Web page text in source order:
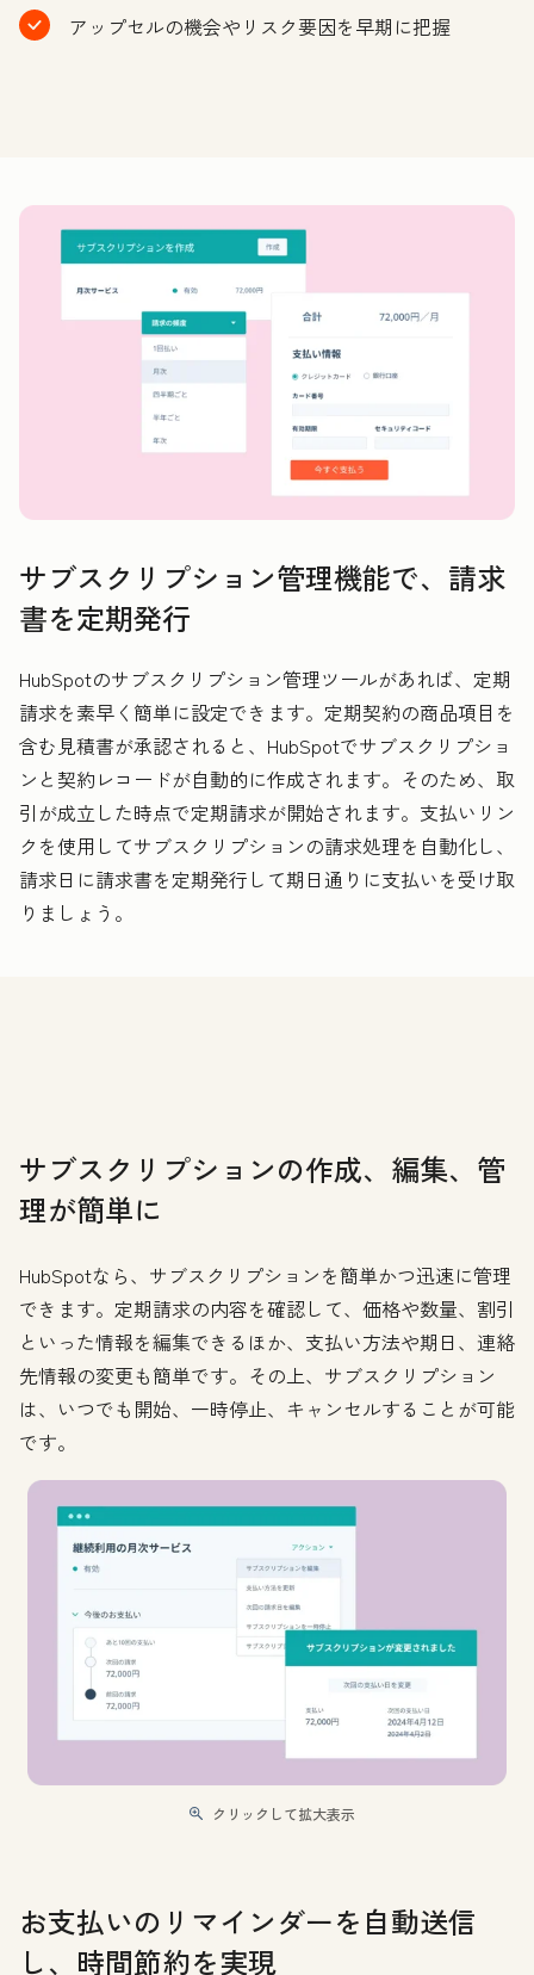
アップセルの機会やリスク要因を早期に把握
サブスクリプション管理機能で、請求
書を定期発行
HubSpotのサブスクリプション管理ツールがあれば、定期
請求を素早く簡単に設定できます。 定期契約の商品項目を
含む見積書が承認されると、HubSpotでサブスクリプショ
ンと契約レコードが自動的に作成されます。そのため、取
引が成立した時点で定期請求が開始されます。 支払いリン
クを使用してサブスクリプションの請求処理を自動化し、
請求日に請求書を定期発行して期日通りに支払いを受け取
りましょう。
サブスクリプションの作成、編集、管
理が簡単に
HubSpotなら、サブスクリプションを簡単かつ迅速に管理
できます。定期請求の内容を確認して、価格や数量、割引
といった情報を編集できるほか、支払い方法や期日、連絡
先情報の変更も簡単です。その上、サブスクリプション
は、いつでも開始、一時停止、キャンセルすることが可能
です。
クリックして拡大表示
お支払いのリマインダーを自動送信
し、時間節約を実現